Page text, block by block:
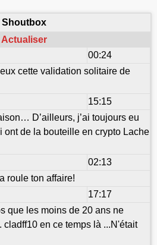
Shoutbox
Actualiser
00:24
cette validation solitaire de
15:15
D’ailleurs, j’ai toujours eu
ont de la bouteille en crypto Lache
02:13
roule ton affaire!
17:17
que les moins de 20 ans ne
cladff10 en ce temps là ...N'était